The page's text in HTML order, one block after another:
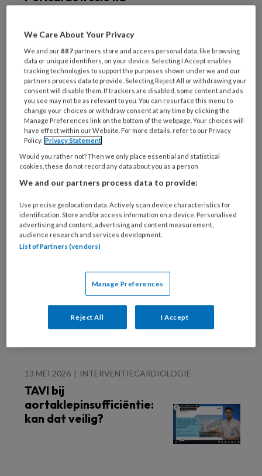
hartchirurgie: vaak
behandeld?
26 MEI 2026 ATHEROSCLEROSE
Vroege
coronairangiografie bij
ECPR-patiënten,
gestuurd door het ECG?
19 MEI 2026 INTERVENTIECARDIOLOGIE
13 MEI 2026 INTERVENTIECARDIOLOGIE
TAVI bij
aortaklepinsufficiëntie:
kan dat veilig?
We Care About Your Privacy
We and our887 partners store and access personal data, like browsing
data or unique identifiers, on your device. Selecting I Accept enables
tracking technologies to support the purposes shown under we and our
partners process data to provide. Selecting Reject All or withdrawing your
consent will disable them. If trackers are disabled, some content and ads
you see may not be as relevant to you. You can resurface this menu to
change your choices or withdraw consent at any time by clicking the
Manage Preferences link on the bottom of the webpage. Your choices will
have effect within our Website. For more details, refer to our Privacy
Policy. Privacy Statement
Would you rather not? Then we only place essential and statistical
cookies, these do not record any data about you as a person
We and our partners process data to provide:
Use precise geolocation data. Actively scan device characteristics for
identification. Store and/or access information on a device. Personalised
advertising and content, advertising and content measurement,
audience research and services development.
List of Partners (vendors)
Manage Preferences
Reject All I Accept